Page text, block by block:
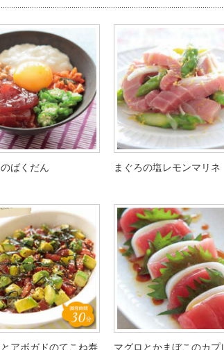
ばくだん まぐろの塩レモンマリネ
アボガドのてこね寿 マグロとかまぼこのカプ